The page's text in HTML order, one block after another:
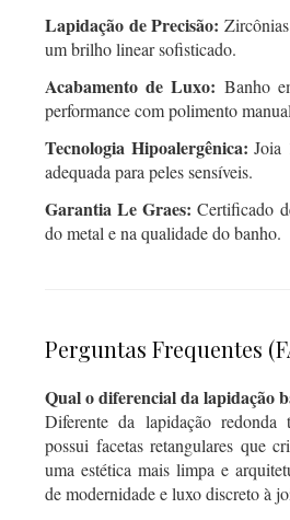
Lapidação de Precisão:
um brilho linear sofisticado.
Acabamento de Luxo: Banho
performance com polimento
Tecnologia Hipoalergênica: Joia
adequada para peles sensíveis.
Garantia Le Graes: Certificado
do metal e na qualidade do banho.
Perguntas Frequentes
Qual o diferencial da lapidação
Diferente da lapidação redonda
possui facetas retangulares que
uma estética mais limpa e
de modernidade e luxo discreto à